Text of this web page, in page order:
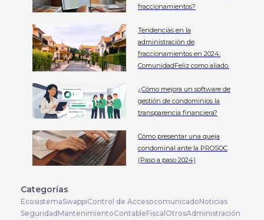
fraccionamientos?
Tendencias en la
administración de
fraccionamientos en 2024:
ComunidadFeliz como aliado.
¿Cómo mejora un software de
gestión de condominios la
transparencia financiera?
Cómo presentar una queja
condominal ante la PROSOC
(Paso a paso 2024)
Categorías
EcosistemaSwappiControl de AccesocomunicadoNoticias
Seguridad MantenimientoContableFiscal OtrosAdministración